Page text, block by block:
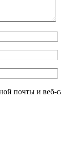
почты и веб-